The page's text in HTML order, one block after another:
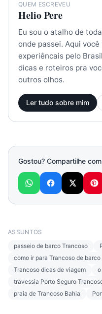
QUEM ESCREVEU
Helio Pere
Eu sou o atalho de
onde passei. Aqui
experiêncais pelo
dicas e roteiros pra
outros olhos.
Ler tudo sobre mim
Gostou? Compartilhe
ASSUNTOS
passeio de barco Trancoso
como ir para Trancoso de barco
Trancoso dicas de viagem
travessia Porto Seguro
praia de Trancoso Bahia